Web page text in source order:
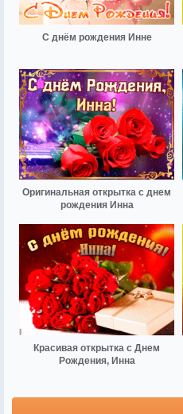
С днём рождения Инне
Оригинальная открытка с днем
рождения Инна
Красивая открытка с Днем
Рождения, Инна